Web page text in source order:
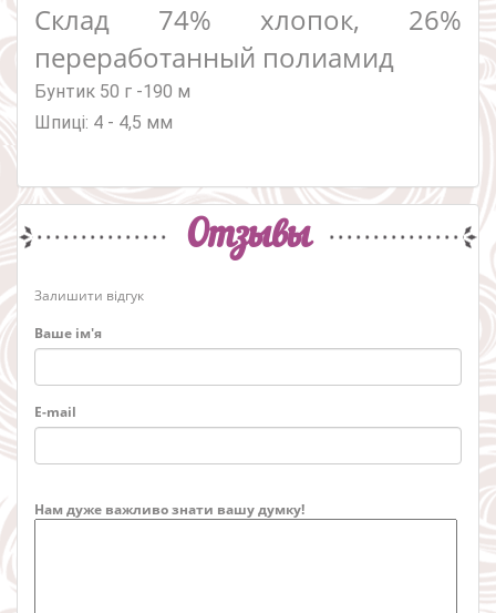
Склад 74% хлопок, 26%
переработанный полиамид
Бунтик 50 г -190 м
Шпиці: 4 - 4,5 мм
Отзывы
Залишити відгук
Ваше ім'я
E-mail
Нам дуже важливо знати вашу думку!